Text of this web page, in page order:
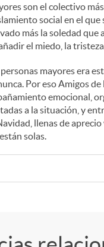
son el colectivo
social en el que
más la soledad que
el miedo, la
mayores era
Por eso Amigos
emocional,
a la situación, y
llenas de
solas.